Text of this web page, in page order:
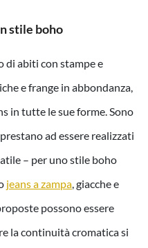
stile boho
di abiti con stampe e
e frange in abbondanza,
in tutte le sue forme. Sono
ad essere realizzati
– per uno stile boho
jeans a zampa , giacche e
possono essere
la continuità cromatica si